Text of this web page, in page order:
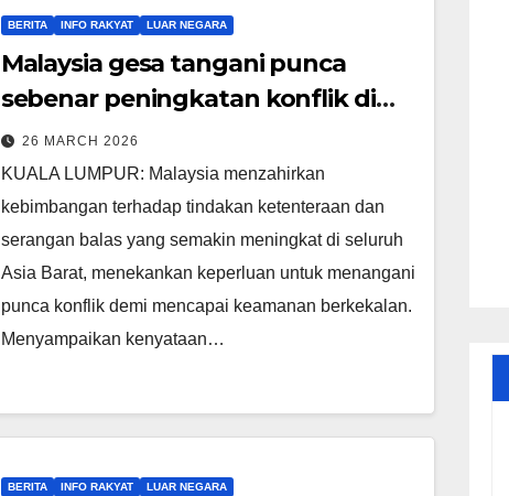
BERITA INFO RAKYAT LUAR NEGARA
Malaysia gesa tangani punca
sebenar peningkatan konflik di
Asia Barat
26 MARCH 2026
KUALA LUMPUR: Malaysia menzahirkan
kebimbangan terhadap tindakan ketenteraan dan
serangan balas yang semakin meningkat di seluruh
Asia Barat, menekankan keperluan untuk menangani
punca konflik demi mencapai keamanan berkekalan.
Menyampaikan kenyataan…
BERITA INFO RAKYAT LUAR NEGARA